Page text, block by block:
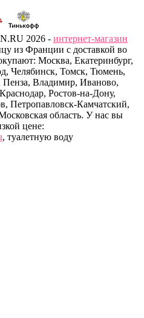
2026 - интернет-магазин
из Франции с доставкой во
Москва, Екатеринбург,
Челябинск, Томск, Тюмень,
Владимир, Иваново,
Ростов-на-Дону,
Петропавловск-Камчатский,
область. У нас вы
цене:
, туалетную воду